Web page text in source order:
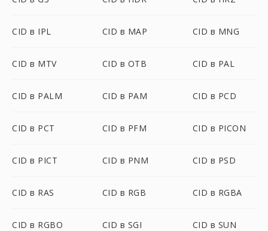
CID в IPL CID в MAP CID в MNG
CID в MTV CID в OTB CID в PAL
CID в PALM CID в PAM CID в PCD
CID в PCT CID в PFM CID в PICON
CID в PICT CID в PNM CID в PSD
CID в RAS CID в RGB CID в RGBA
CID в RGBO CID в SGI CID в SUN